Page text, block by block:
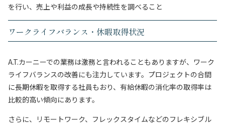
を行い、売上や利益の成長や持続性を調べること
ワークライフバランス・休暇取得状況
A.T.カーニーでの業務は激務と言われることもありますが、ワーク
ライフバランスの改善にも注力しています。プロジェクトの合間
に長期休暇を取得する社員もおり、有給休暇の消化率の取得率は
比較的高い傾向にあります。
さらに、リモートワーク、フレックスタイムなどのフレキシブル